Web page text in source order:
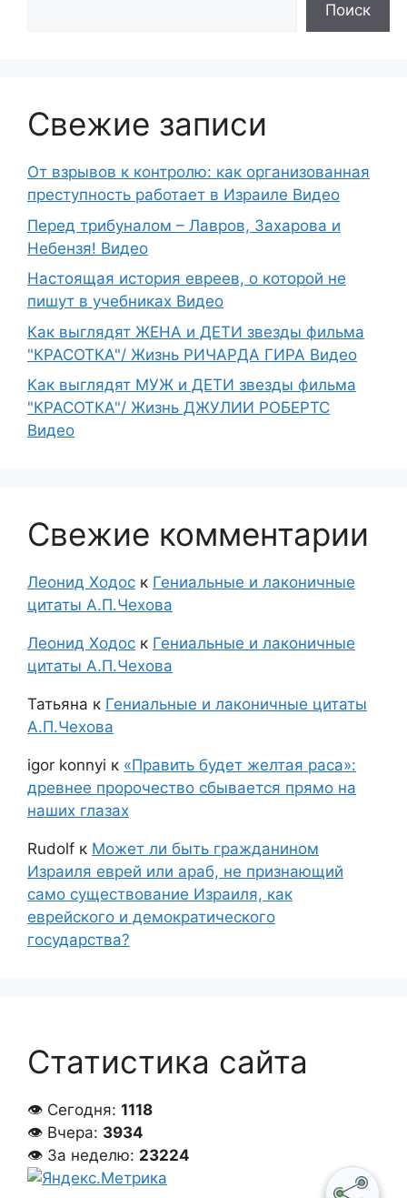
Поиск
Свежие записи
От взрывов к контролю: как организованная
преступность работает в Израиле Видео
Перед трибуналом – Лавров, Захарова и
Небензя! Видео
Настоящая история евреев, о которой не
пишут в учебниках Видео
Как выглядят ЖЕНА и ДЕТИ звезды фильма
"КРАСОТКА"/ Жизнь РИЧАРДА ГИРА Видео
Как выглядят МУЖ и ДЕТИ звезды фильма
"КРАСОТКА"/ Жизнь ДЖУЛИИ РОБЕРТС
Видео
Свежие комментарии
Леонид Ходос к Гениальные и лаконичные
цитаты А.П.Чехова
Леонид Ходос к Гениальные и лаконичные
цитаты А.П.Чехова
Татьяна к Гениальные и лаконичные цитаты
А.П.Чехова
igor konnyi к «Править будет желтая раса»:
древнее пророчество сбывается прямо на
наших глазах
Rudolf к Может ли быть гражданином
Израиля еврей или араб, не признающий
само существование Израиля, как
еврейского и демократического
государства?
Статистика сайта
👁 Сегодня: 1118
👁 Вчера: 3934
👁 За неделю: 23224